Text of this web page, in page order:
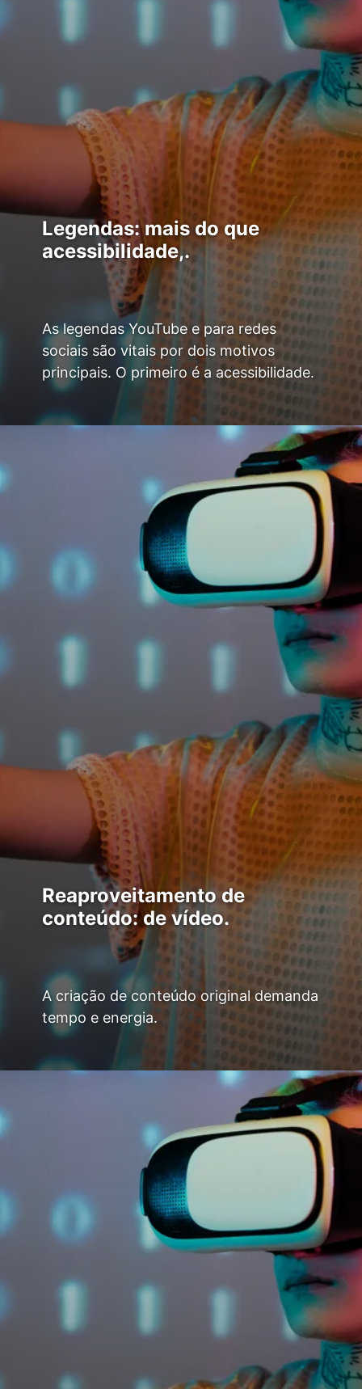
Legendas: mais do que
acessibilidade,.
As legendas YouTube e para redes
sociais são vitais por dois motivos
principais. O primeiro é a acessibilidade.
Reaproveitamento de
conteúdo: de vídeo.
A criação de conteúdo original demanda
tempo e energia.